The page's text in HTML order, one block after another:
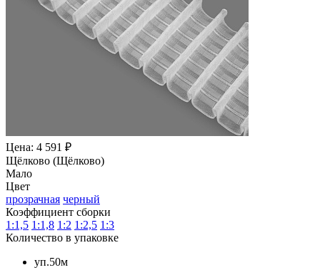
Цена: 4 591 ₽
Щёлково (Щёлково)
Мало
Цвет
прозрачная черный
Коэффициент сборки
1:1,5 1:1,8 1:2 1:2,5 1:3
Количество в упаковке
уп.50м